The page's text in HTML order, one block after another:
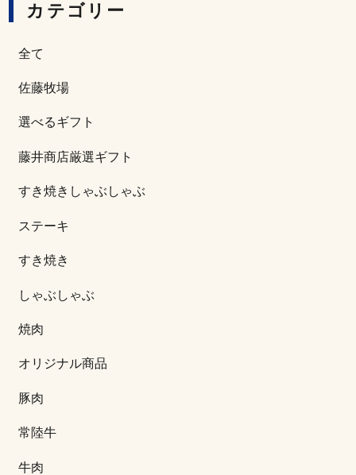
カテゴリー
全て
佐藤牧場
選べるギフト
藤井商店厳選ギフト
すき焼きしゃぶしゃぶ
ステーキ
すき焼き
しゃぶしゃぶ
焼肉
オリジナル商品
豚肉
常陸牛
牛肉